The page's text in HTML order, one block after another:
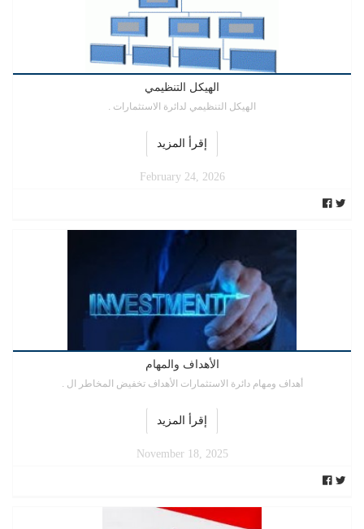
الهيكل التنظيمي
الهيكل التنظيمي لدائرة الاستثمارات .
إقرأ المزيد
February 24, 2026
الأهداف والمهام
أهداف ومهام دائرة الاستثمارات الأهداف تخفيض المخاطر ال .
إقرأ المزيد
November 18, 2025